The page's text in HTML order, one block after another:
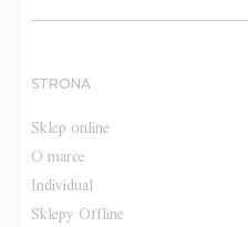
STRONA
Sklep online
O marce
Individual
Sklepy Offline